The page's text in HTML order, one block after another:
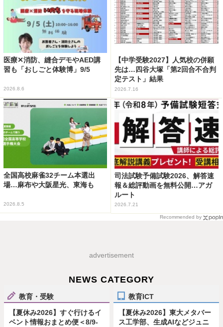
医療✕消防、縫合デモやAED講
習も「おしごと体験博」9/5
2026.8.6
【中学受験2027】人気校の併願
先は…四谷大塚「第2回合不合判
定テスト」結果
2026.7.16
全国高校麻雀32チーム本選出
場…麻布や大阪星光、東海も
2026.8.5
司法試験予備試験2026、解答速
報＆総評動画を無料公開…アガ
ルート
2026.7.21
Recommended by
advertisement
NEWS CATEGORY
教育・受験
【夏休み2026】すぐ行けるイ
ベント情報おまとめ便＜8/9-
教育ICT
【夏休み2026】東大メタバー
ス工学部、生成AIなどジュニ